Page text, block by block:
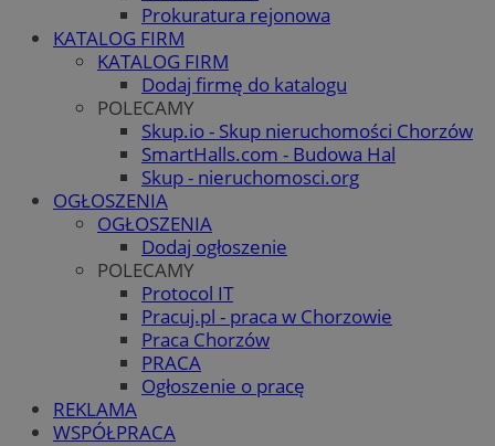
Prokuratura rejonowa
KATALOG FIRM
KATALOG FIRM
Dodaj firmę do katalogu
POLECAMY
Skup.io - Skup nieruchomości Chorzów
SmartHalls.com - Budowa Hal
Skup - nieruchomosci.org
OGŁOSZENIA
OGŁOSZENIA
Dodaj ogłoszenie
POLECAMY
Protocol IT
Pracuj.pl - praca w Chorzowie
Praca Chorzów
PRACA
Ogłoszenie o pracę
REKLAMA
WSPÓŁPRACA